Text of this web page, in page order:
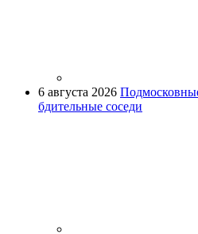
6 августа 2026
бдительные соседи